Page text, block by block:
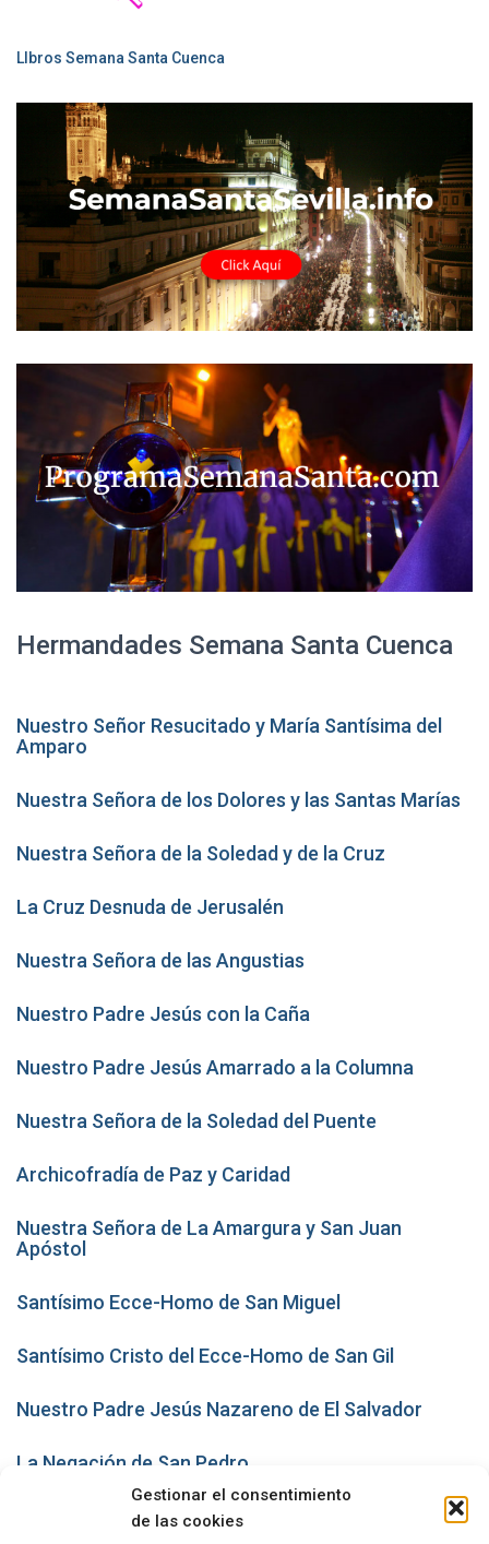
Gestionar el consentimiento
de las cookies
LIbros Semana Santa Cuenca
Hermandades Semana Santa Cuenca
Nuestro Señor Resucitado y María Santísima del
Amparo
Nuestra Señora de los Dolores y las Santas Marías
Nuestra Señora de la Soledad y de la Cruz
La Cruz Desnuda de Jerusalén
Nuestra Señora de las Angustias
Nuestro Padre Jesús con la Caña
Nuestro Padre Jesús Amarrado a la Columna
Nuestra Señora de la Soledad del Puente
Archicofradía de Paz y Caridad
Nuestra Señora de La Amargura y San Juan
Apóstol
Santísimo Ecce-Homo de San Miguel
Santísimo Cristo del Ecce-Homo de San Gil
Nuestro Padre Jesús Nazareno de El Salvador
La Negación de San Pedro
San Pedro Apóstol